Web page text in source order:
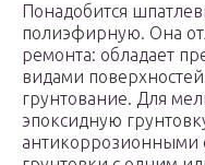
Понадобится
полиэфирную. Она
ремонта: обладает
видами
грунтование. Для
эпоксидную
антикоррозионными